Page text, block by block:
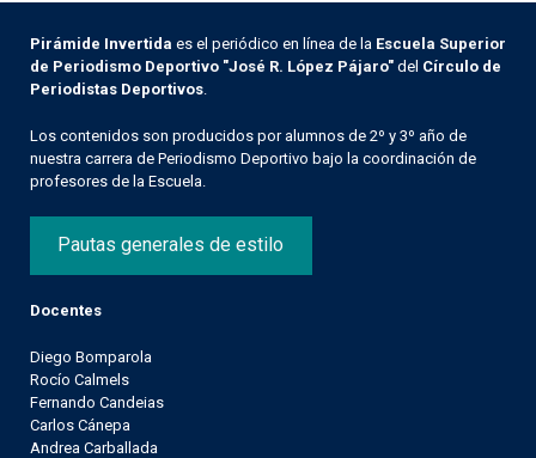
Pirámide Invertida es el periódico en línea de la Escuela Superior
de Periodismo Deportivo "José R. López Pájaro" del Círculo de
Periodistas Deportivos
Los contenidos son producidos por alumnos de 2º y 3º año de
nuestra carrera de Periodismo Deportivo bajo la coordinación de
profesores de la Escuela.
Pautas generales de estilo
Docentes
Diego Bomparola
Rocío Calmels
Fernando Candeias
Carlos Cánepa
Andrea Carballada